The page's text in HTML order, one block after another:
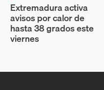
Extremadura activa
avisos por calor de
hasta 38 grados este
viernes